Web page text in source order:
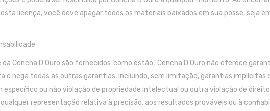
licença, você deve apagar todos os materiais baixados em sua posse, seja
Concha D’Ouro são fornecidos ‘como estão’. Concha D’Ouro não oferece
e nega todas as outras garantias, incluindo, sem limitação, garantias implícitas
específico ou não violação de propriedade intelectual ou outra violação de
representação relativa à precisão, aos resultados prováveis ​​ou à